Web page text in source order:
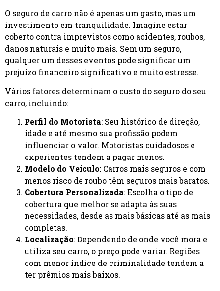
O seguro de carro não é apenas um gasto, mas um
investimento em tranquilidade. Imagine estar
coberto contra imprevistos como acidentes, roubos,
danos naturais e muito mais. Sem um seguro,
qualquer um desses eventos pode significar um
prejuízo financeiro significativo e muito estresse.
Vários fatores determinam o custo do seguro do seu
carro, incluindo:
Perfil do Motorista: Seu histórico de direção,
idade e até mesmo sua profissão podem
influenciar o valor. Motoristas cuidadosos e
experientes tendem a pagar menos.
Modelo do Veículo: Carros mais seguros e com
menos risco de roubo têm seguros mais baratos.
Cobertura Personalizada: Escolha o tipo de
cobertura que melhor se adapta às suas
necessidades, desde as mais básicas até as mais
completas.
Localização: Dependendo de onde você mora e
utiliza seu carro, o preço pode variar. Regiões
com menor índice de criminalidade tendem a
ter prêmios mais baixos.